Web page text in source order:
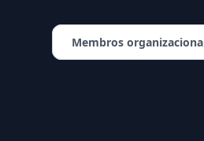
Membros